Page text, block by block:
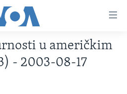
u američkim
- 2003-08-17